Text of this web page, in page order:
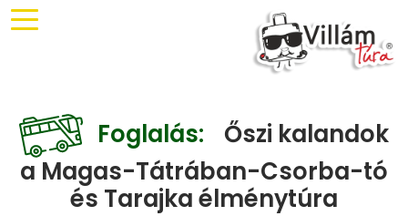
Foglalás:
Őszi kalandok
a Magas-Tátrában-Csorba-tó
és Tarajka élménytúra